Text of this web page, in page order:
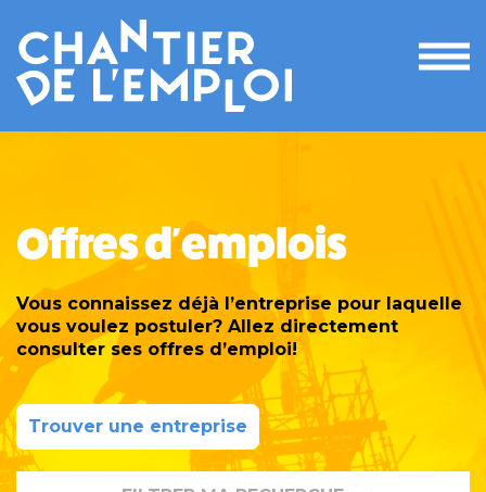
le
Offres d'emplois
Vous connaissez déjà l’entreprise pour laquelle
vous voulez postuler? Allez directement
consulter ses offres d’emploi!
Trouver une entreprise